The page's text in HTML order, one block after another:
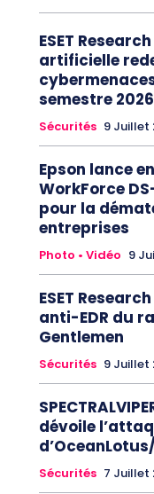
ESET
artificielle
semestre 2026
Sécurités 9 Juillet
Epson lance
WorkForce
pour la
entreprises
Photo • Vidéo 9
ESET
anti-EDR du
Gentlemen
Sécurités 9 Juillet
dévoile
Sécurités 7 Juillet